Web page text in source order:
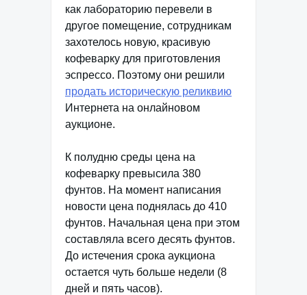
как лабораторию перевели в
другое помещение, сотрудникам
захотелось новую, красивую
кофеварку для приготовления
эспрессо. Поэтому они решили
продать историческую реликвию
Интернета на онлайновом
аукционе.
К полудню среды цена на
кофеварку превысила 380
фунтов. На момент написания
новости цена поднялась до 410
фунтов. Начальная цена при этом
составляла всего десять фунтов.
До истечения срока аукциона
остается чуть больше недели (8
дней и пять часов).